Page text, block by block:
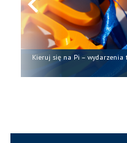
Kieruj się na Pi – wydarzenia